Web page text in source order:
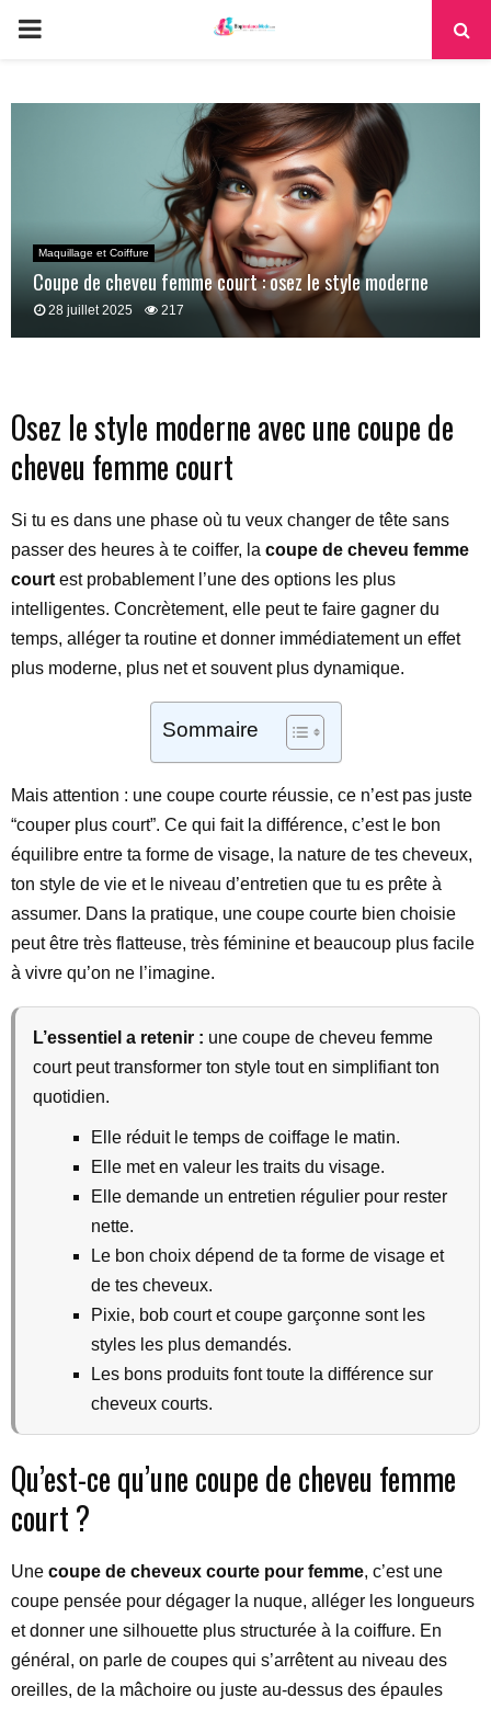
PRIMARY
Maquillage et Coiffure
Coupe de cheveu femme court : osez le style moderne
28 juillet 2025 217
Osez le style moderne avec une coupe de
cheveu femme court
Si tu es dans une phase où tu veux changer de tête sans
passer des heures à te coiffer, la coupe de cheveu femme
court est probablement l’une des options les plus
intelligentes. Concrètement, elle peut te faire gagner du
temps, alléger ta routine et donner immédiatement un effet
plus moderne, plus net et souvent plus dynamique.
Sommaire
Mais attention : une coupe courte réussie, ce n’est pas juste
“couper plus court”. Ce qui fait la différence, c’est le bon
équilibre entre ta forme de visage, la nature de tes cheveux,
ton style de vie et le niveau d’entretien que tu es prête à
assumer. Dans la pratique, une coupe courte bien choisie
peut être très flatteuse, très féminine et beaucoup plus facile
à vivre qu’on ne l’imagine.
L’essentiel a retenir : une coupe de cheveu femme
court peut transformer ton style tout en simplifiant ton
quotidien.
Elle réduit le temps de coiffage le matin.
Elle met en valeur les traits du visage.
Elle demande un entretien régulier pour rester
nette.
Le bon choix dépend de ta forme de visage et
de tes cheveux.
Pixie, bob court et coupe garçonne sont les
styles les plus demandés.
Les bons produits font toute la différence sur
cheveux courts.
Qu’est-ce qu’une coupe de cheveu femme
court ?
Une coupe de cheveux courte pour femme, c’est une
coupe pensée pour dégager la nuque, alléger les longueurs
et donner une silhouette plus structurée à la coiffure. En
général, on parle de coupes qui s’arrêtent au niveau des
oreilles, de la mâchoire ou juste au-dessus des épaules